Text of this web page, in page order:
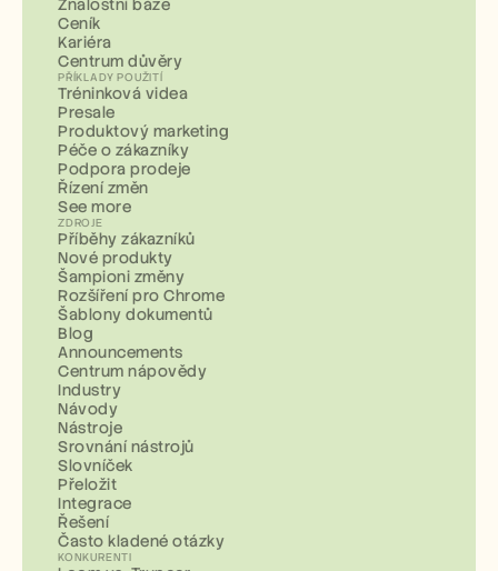
Znalostní báze
Ceník
Kariéra
Centrum důvěry
PŘÍKLADY POUŽITÍ
Tréninková videa
Presale
Produktový marketing
Péče o zákazníky
Podpora prodeje
Řízení změn
See more
ZDROJE
Příběhy zákazníků
Nové produkty
Šampioni změny
Rozšíření pro Chrome
Šablony dokumentů
Blog
Announcements
Centrum nápovědy
Industry
Návody
Nástroje
Srovnání nástrojů
Slovníček
Přeložit
Integrace
Řešení
Často kladené otázky
KONKURENTI